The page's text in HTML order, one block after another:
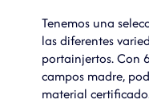
Tenemos una
las diferentes
portainjertos. Con
campos madre,
material